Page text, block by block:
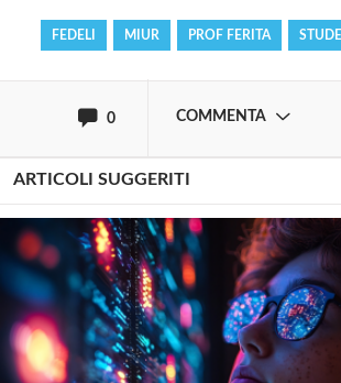
FEDELI MIUR PROF FERITA
0 COMMENTA
ARTICOLI SUGGERITI